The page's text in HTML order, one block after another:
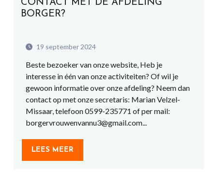
CONTACT MET DE AFDELING
BORGER?
19 september 2024
Beste bezoeker van onze website, Heb je
interesse in één van onze activiteiten? Of wil je
gewoon informatie over onze afdeling? Neem dan
contact op met onze secretaris: Marian Velzel-
Missaar, telefoon 0599-235771 of per mail:
borgervrouwenvannu3@gmail.com...
LEES MEER